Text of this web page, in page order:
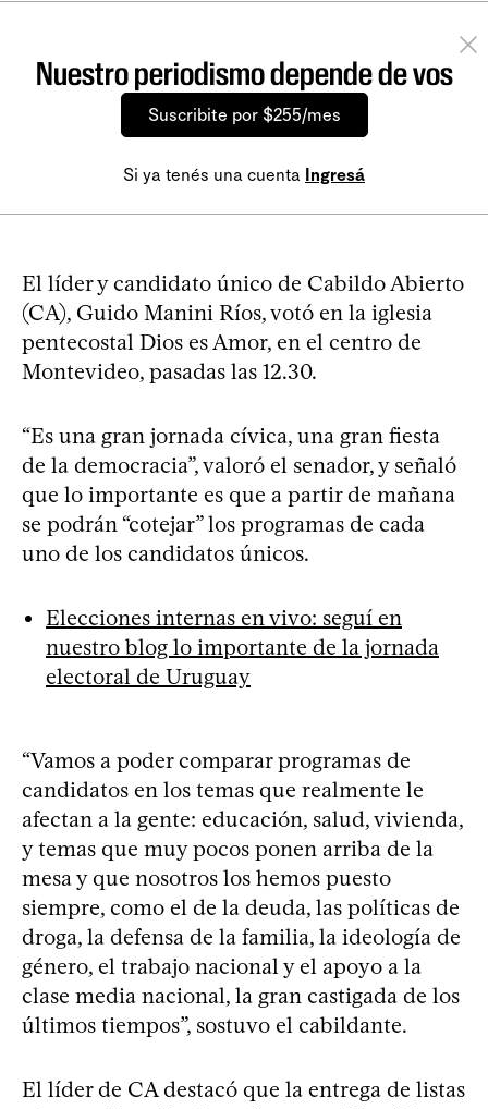
Nuestro periodismo depende de vos
Suscribite por $255/mes
Si ya tenés una cuenta Ingresá
El líder y candidato único de Cabildo Abierto
(CA), Guido Manini Ríos, votó en la iglesia
pentecostal Dios es Amor, en el centro de
Montevideo, pasadas las 12.30.
“Es una gran jornada cívica, una gran fiesta
de la democracia”, valoró el senador, y señaló
que lo importante es que a partir de mañana
se podrán “cotejar” los programas de cada
uno de los candidatos únicos.
Elecciones internas en vivo: seguí en
nuestro blog lo importante de la jornada
electoral de Uruguay
“Vamos a poder comparar programas de
candidatos en los temas que realmente le
afectan a la gente: educación, salud, vivienda,
y temas que muy pocos ponen arriba de la
mesa y que nosotros los hemos puesto
siempre, como el de la deuda, las políticas de
droga, la defensa de la familia, la ideología de
género, el trabajo nacional y el apoyo a la
clase media nacional, la gran castigada de los
últimos tiempos”, sostuvo el cabildante.
El líder de CA destacó que la entrega de listas